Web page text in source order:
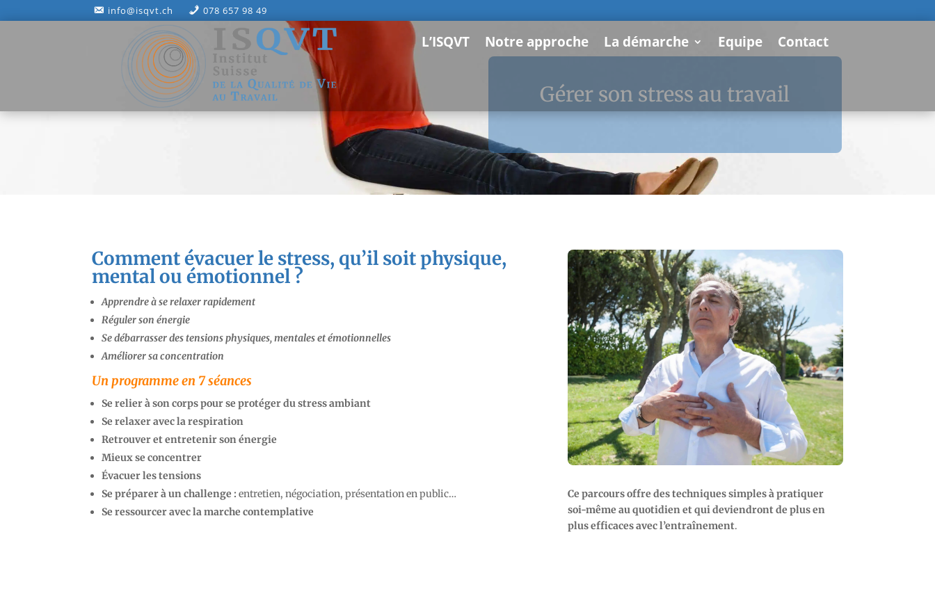
info@isqvt.ch 078 657 98 49
L’ISQVT Notre approche La démarche Equipe Contact
Gérer son stress au travail
Comment évacuer le stress, qu’il soit physique,
mental ou émotionnel ?
Apprendre à se relaxer rapidement
Réguler son énergie
Se débarrasser des tensions physiques, mentales et émotionnelles
Améliorer sa concentration
Un programme en 7 séances
Se relier à son corps pour se protéger du stress ambiant
Se relaxer avec la respiration
Retrouver et entretenir son énergie
Mieux se concentrer
Évacuer les tensions
Se préparer à un challenge : entretien, négociation, présentation en public…
Se ressourcer avec la marche contemplative
Ce parcours offre des techniques simples à pratiquer
soi-même au quotidien et qui deviendront de plus en
plus efficaces avec l’entraînement.